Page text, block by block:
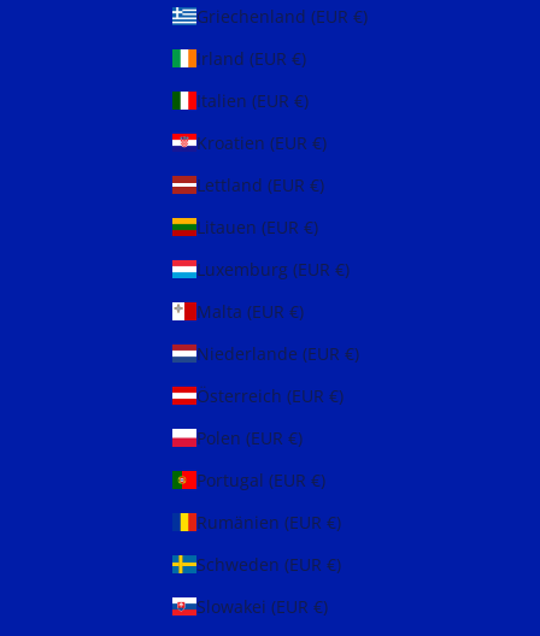
Griechenland (EUR €)
Irland (EUR €)
Italien (EUR €)
Kroatien (EUR €)
Lettland (EUR €)
Litauen (EUR €)
Luxemburg (EUR €)
Malta (EUR €)
Niederlande (EUR €)
Österreich (EUR €)
Polen (EUR €)
Portugal (EUR €)
Rumänien (EUR €)
Schweden (EUR €)
Slowakei (EUR €)